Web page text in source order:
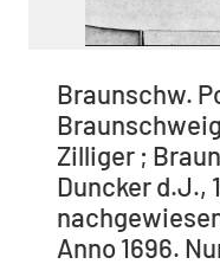
Braunschw.
Zilliger ;
Duncker d.J.,
Anno 1696.